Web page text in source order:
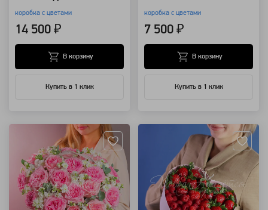
коробка с цветами
14 500 ₽
Купить в 1 клик
В корзину
коробка с цветами
7 500 ₽
Купить в 1 клик
В корзину